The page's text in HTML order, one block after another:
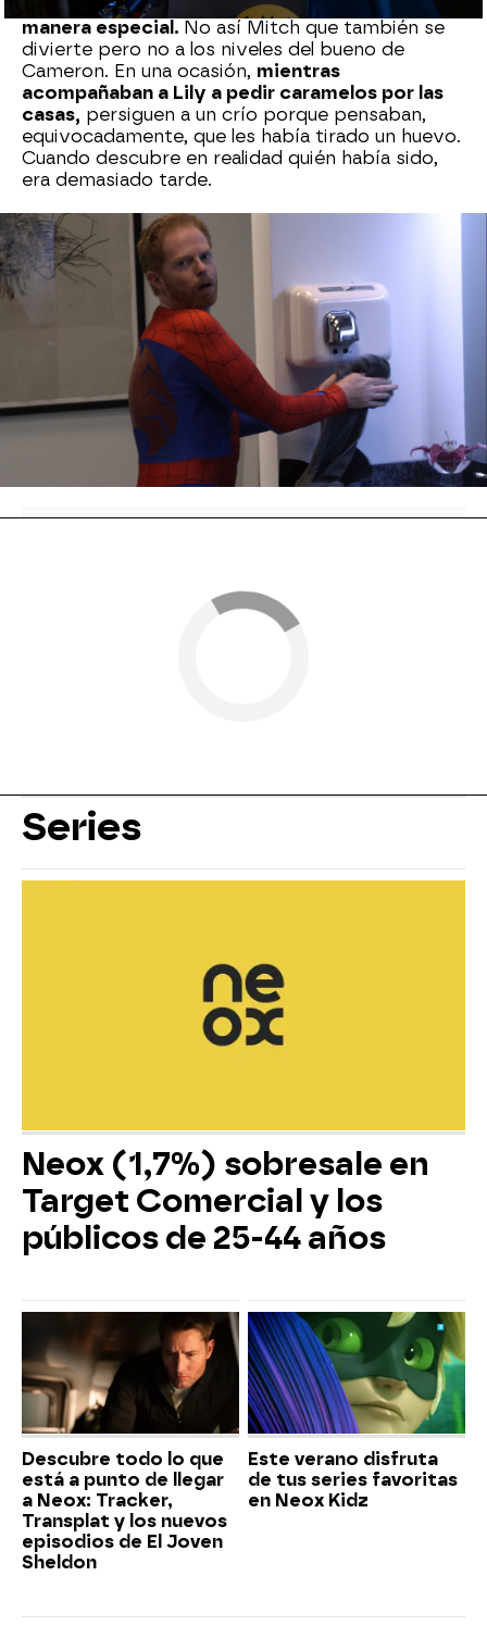
loco y claro,cuando llega Halloween, lo vive de
manera especial. No así Mitch que también se
divierte pero no a los niveles del bueno de
Cameron. En una ocasión, mientras
acompañaban a Lily a pedir caramelos por las
casas, persiguen a un crío porque pensaban,
equivocadamente, que les había tirado un huevo.
Cuando descubre en realidad quién había sido,
era demasiado tarde.
Es la primerafiesta de Halloween de Mitch en
su nuevo trabajoy ha oído que hay que ir
disfrazado. Así que, aunque no es muy partidario
del tema, decide ponerse el traje de Spiderman
en la oficina. Pero todo sale mal cuando se queda
encerrado en el baño y pasa el momento más
embarazoso de su vida.
Cameron Tucker Mitchell Pritchett
Series
Neox (1,7%) sobresale en
Target Comercial y los
públicos de 25-44 años
Descubre todo lo que
está a punto de llegar
a Neox: Tracker,
Transplat y los nuevos
episodios de El Joven
Sheldon
Este verano disfruta
de tus series favoritas
en Neox Kidz